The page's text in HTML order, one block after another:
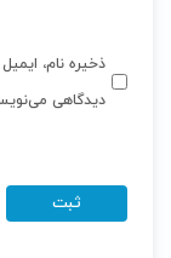
ذخیره نام،
دیدگاهی